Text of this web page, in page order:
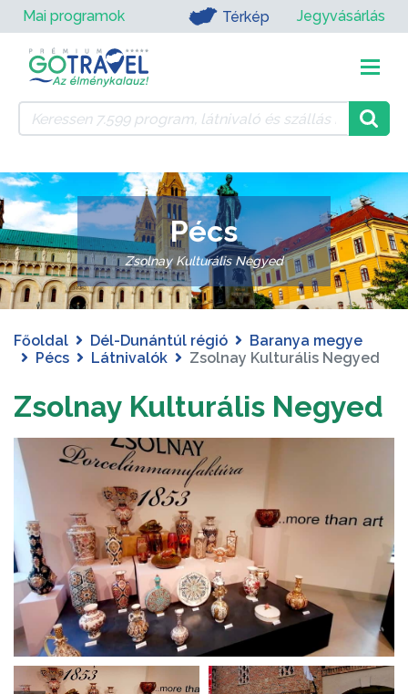
Mai programok Térkép Jegyvásárlás
Pécs
Zsolnay Kulturális Negyed
Főoldal Dél-Dunántúl régió
Baranya megye
Pécs
Látnivalók Zsolnay Kulturális Negyed
Zsolnay Kulturális Negyed